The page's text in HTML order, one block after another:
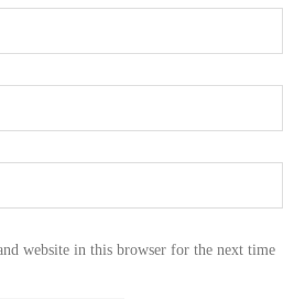
website in this browser for the next time